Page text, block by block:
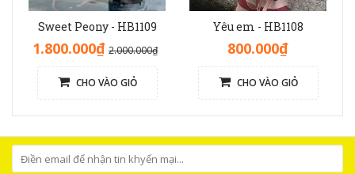
Sweet Peony - HB1109
1.800.000₫ 2.000.000₫
CHO VÀO GIỎ
Yêu em - HB1108
800.000₫
CHO VÀO GIỎ